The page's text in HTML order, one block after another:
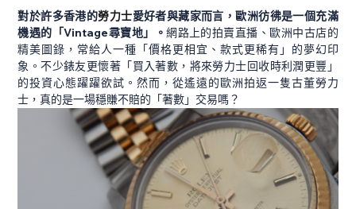
對於許多香港的勞力士愛好者與藏家而言，歐洲彷彿是一個充滿
機遇的「Vintage尋寶地」。網路上的拍賣直播、歐洲中古店的
精美圖錄，常給人一種「價格更相宜、款式更稀有」的夢幻印
象。不少錶友更懷著「買入著數，將來勞力士回收時利潤更豐」
的投資心態躍躍欲試。然而，從遙遠的歐洲拍返一隻古董勞力
士，真的是一場穩賺不賠的「著數」交易嗎？